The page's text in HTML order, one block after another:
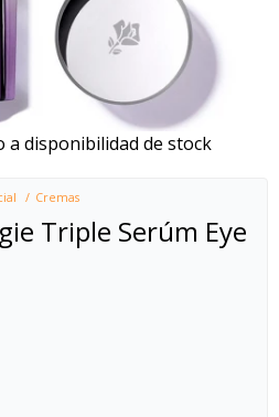
a disponibilidad de stock
Cremas
Triple Serúm Eye